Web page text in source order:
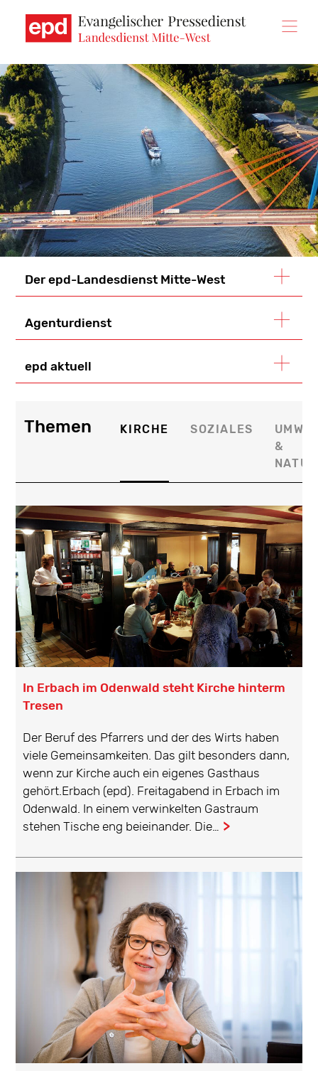
zum
Der epd-Landesdienst Mitte-West
Agenturdienst
epd aktuell
Themen KIRCHE SOZIALES
&
NATUR
In Erbach im Odenwald steht Kirche hinterm
Tresen
Der Beruf des Pfarrers und der des Wirts haben
viele Gemeinsamkeiten. Das gilt besonders dann,
wenn zur Kirche auch ein eigenes Gasthaus
gehört.Erbach (epd). Freitagabend in Erbach im
Odenwald. In einem verwinkelten Gastraum
stehen Tische eng beieinander. Die… ...